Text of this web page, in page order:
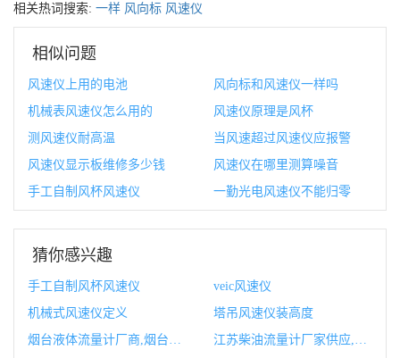
相关热词搜索: 一样 风向标 风速仪
相似问题
风速仪上用的电池
风向标和风速仪一样吗
机械表风速仪怎么用的
风速仪原理是风杯
测风速仪耐高温
当风速超过风速仪应报警
风速仪显示板维修多少钱
风速仪在哪里测算噪音
手工自制风杯风速仪
一勤光电风速仪不能归零
猜你感兴趣
手工自制风杯风速仪
veic风速仪
机械式风速仪定义
塔吊风速仪装高度